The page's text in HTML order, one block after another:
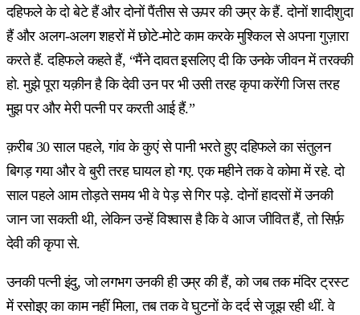
दहिफले के दो बेटे हैं और दोनों पैंतीस से ऊपर की उम्र के हैं. दोनों शादीशुदा
हैं और अलग-अलग शहरों में छोटे-मोटे काम करके मुश्किल से अपना गुज़ारा
करते हैं. दहिफले कहते हैं, “मैंने दावत इसलिए दी कि उनके जीवन में तरक्की
हो. मुझे पूरा यक़ीन है कि देवी उन पर भी उसी तरह कृपा करेंगी जिस तरह
मुझ पर और मेरी पत्नी पर करती आई हैं.”
क़रीब 30 साल पहले, गांव के कुएं से पानी भरते हुए दहिफले का संतुलन
बिगड़ गया और वे बुरी तरह घायल हो गए. एक महीने तक वे कोमा में रहे. दो
साल पहले आम तोड़ते समय भी वे पेड़ से गिर पड़े. दोनों हादसों में उनकी
जान जा सकती थी, लेकिन उन्हें विश्वास है कि वे आज जीवित हैं, तो सिर्फ़
देवी की कृपा से.
उनकी पत्नी इंदु, जो लगभग उनकी ही उम्र की हैं, को जब तक मंदिर ट्रस्ट
में रसोइए का काम नहीं मिला, तब तक वे घुटनों के दर्द से जूझ रही थीं. वे